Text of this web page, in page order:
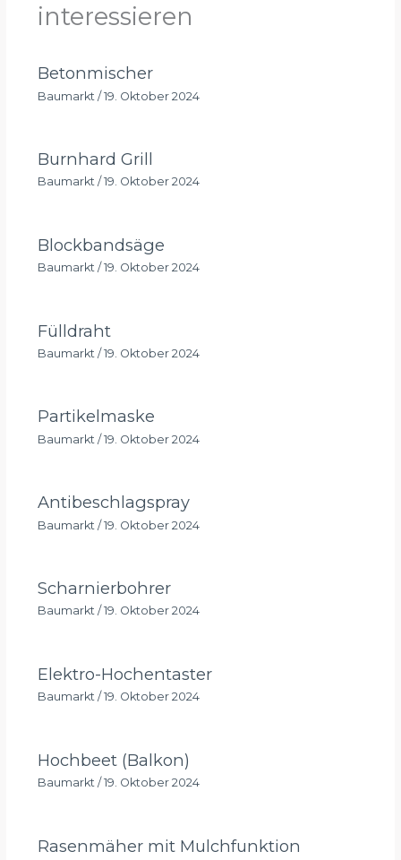
interessieren
Betonmischer
Baumarkt /19. Oktober 2024
Burnhard Grill
Baumarkt/ 19. Oktober 2024
Blockbandsäge
Baumarkt/ 19. Oktober 2024
Fülldraht
Baumarkt/ 19. Oktober 2024
Partikelmaske
Baumarkt / 19. Oktober 2024
Antibeschlagspray
Baumarkt /19. Oktober 2024
Scharnierbohrer
Baumarkt/ 19. Oktober 2024
Elektro-Hochentaster
Baumarkt/ 19. Oktober 2024
Hochbeet (Balkon)
Baumarkt/ 19. Oktober 2024
Rasenmäher mit Mulchfunktion